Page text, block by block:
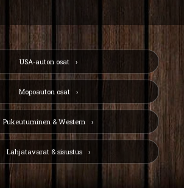
USA-auton osat
Mopoauton osat
Pukeutuminen & Western
Lahjatavarat & sisustus